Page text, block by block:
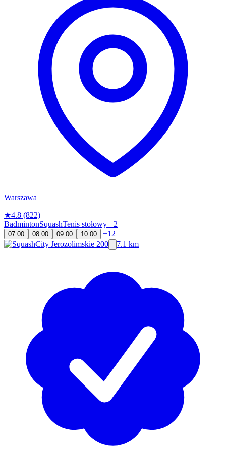
Warszawa
★4.8 (822)
BadmintonSquashTenis stołowy +2
07:00 08:00 09:00 10:00
+12
7.1 km